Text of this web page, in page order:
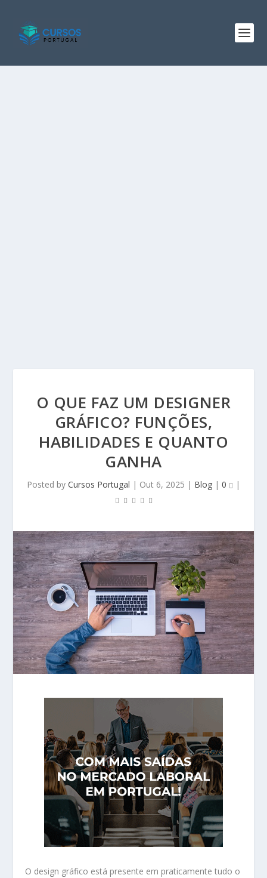
O QUE FAZ UM DESIGNER
GRÁFICO? FUNÇÕES,
HABILIDADES E QUANTO
GANHA
Posted by Cursos Portugal | Out 6, 2025 | Blog | 0 |
O design gráfico está presente em praticamente tudo o